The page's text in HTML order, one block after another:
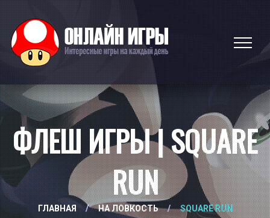
ФЛЕШ ИГРЫ | SQUARE
RUN
ГЛАВНАЯ / НА ЛОВКОСТЬ / SQUARE RUN